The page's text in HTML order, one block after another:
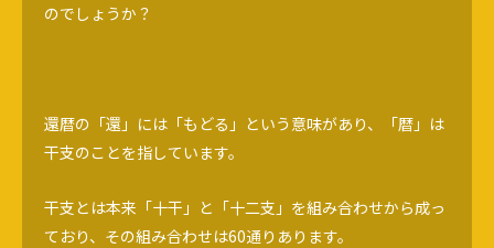
のでしょうか？
還暦の「還」には「もどる」という意味があり、「暦」は
干支のことを指しています。
干支とは本来「十干」と「十二支」を組み合わせから成っ
ており、その組み合わせは60通りあります。